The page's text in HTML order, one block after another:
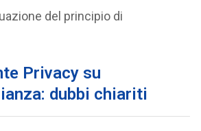
del principio di
Privacy su
dubbi chiariti